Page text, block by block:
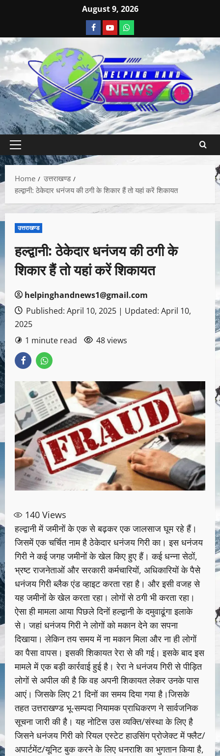
August 9, 2026
Home
उत्तराखण्ड
हल्द्वानी: ठेकेदार धनंजय की ठगी के शिकार हैं तो यहां करें शिकायत
उत्तराखण्ड
हल्द्वानी: ठेकेदार धनंजय की ठगी के
शिकार हैं तो यहां करें शिकायत
helpinghandnews1@gmail.com
Published: April 10, 2025 | Updated: April 10,
2025
1 minute read
48 views
140 Views
हल्द्वानी में जमीनों के एक से बढ़कर एक जालसाज घूम रहे हैं।
जिसमें एक चर्चित नाम है ठेकेदार धनंजय गिरी का। इस धनंजय
गिरी ने कई जगह जमीनों के खेल किए हुए हैं। कई धन्ना सेठों,
भ्रष्ट राजनेताओं और सरकारी कर्मचारियों, अधिकारियों के पैसे
धनंजय गिरी ब्लैक एंड व्हाइट करता रहा है। और इसी वजह से
यह जमीनों के खेल करता रहा। लोगों से ठगी भी करता रहा।
ऐसा ही मामला आया पिछले दिनों हल्द्वानी के दमुवाढूंगा‌ इलाके
से। जहां धनंजय गिरी ने लोगों को मकान देने का सपना
दिखाया। लेकिन तय समय में ना मकान मिला और ना ही लोगों
का पैसा वापस। इसकी शिकायत रेरा से की गई। इसके बाद इस
मामले में एक बड़ी कार्रवाई हुई है। रेरा ने धनंजय गिरी से पीड़ित
लोगों से अपील की है कि वह अपनी शिकायत लेकर उनके पास
आएं। जिसके लिए 21 दिनों का समय दिया गया है।जिसके
तहत उत्तराखण्ड भू-सम्पदा नियामक प्राधिकरण ने सार्वजनिक
सूचना जारी की है। यह नोटिस उस व्यक्ति/संस्था के लिए है
जिसने धनंजय गिरी को रियल एस्टेट हाउसिंग प्रोजेक्ट में फ्लैट/
अपार्टमेंट/यूनिट बुक करने के लिए धनराशि का भुगतान किया है,